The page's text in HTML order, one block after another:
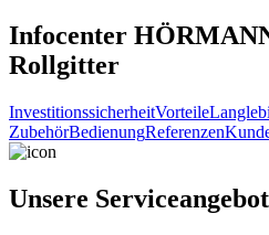
Infocenter
Rollgitter
InvestitionssicherheitVorteile
ZubehörBedienungReferenzen
Unsere